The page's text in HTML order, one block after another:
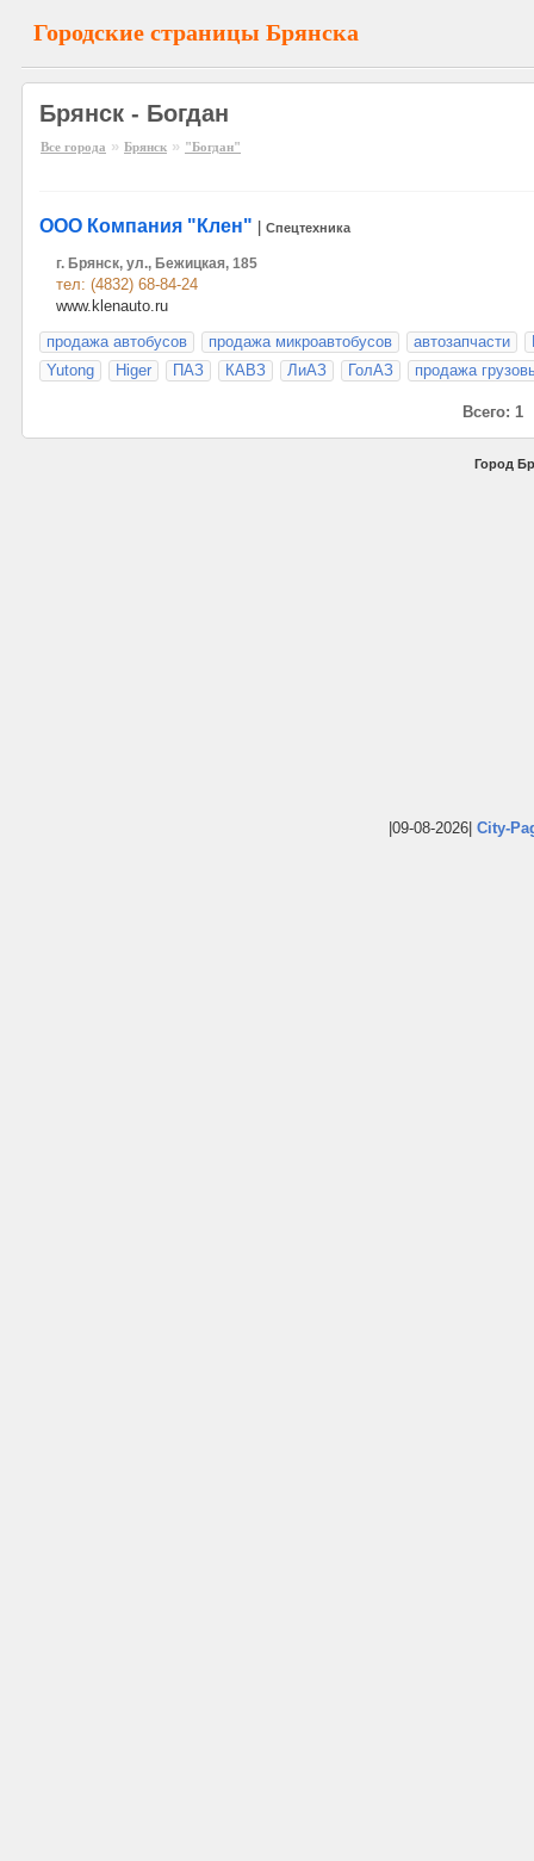
Городские страницы Брянска
Брянск - Богдан
Все города » Брянск » "Богдан"
ООО Компания "Клен" Спецтехника
г. Брянск, ул., Бежицкая, 185
тел: (4832) 68-84-24
www.klenauto.ru
продажа автобусов
продажа микроавтобусов автозапчасти
Yutong
Higer ПАЗ КАВЗ ЛиАЗ ГолАЗ продажа
Всего: 1
Город
|09-08-2026| City-